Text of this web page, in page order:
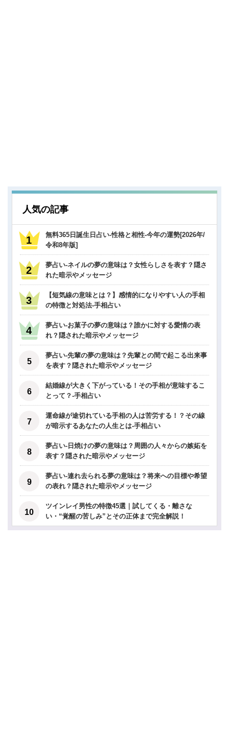
人気の記事
無料365日誕生日占い-性格と相性-今年の運勢[2026年/
令和8年版]
夢占い-ネイルの夢の意味は？女性らしさを表す？隠さ
れた暗示やメッセージ
【短気線の意味とは？】感情的になりやすい人の手相
の特徴と対処法-手相占い
夢占い-お菓子の夢の意味は？誰かに対する愛情の表
れ？隠された暗示やメッセージ
夢占い-先輩の夢の意味は？先輩との間で起こる出来事
を表す？隠された暗示やメッセージ
結婚線が大きく下がっている！その手相が意味するこ
とって？-手相占い
運命線が途切れている手相の人は苦労する！？その線
が暗示するあなたの人生とは-手相占い
夢占い-日焼けの夢の意味は？周囲の人々からの嫉妬を
表す？隠された暗示やメッセージ
夢占い-連れ去られる夢の意味は？将来への目標や希望
の表れ？隠された暗示やメッセージ
ツインレイ男性の特徴45選｜試してくる・離さな
い・“覚醒の苦しみ”とその正体まで完全解説！